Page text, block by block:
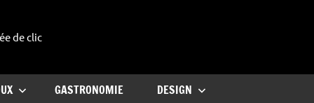
de clic
GASTRONOMIE DESIGN